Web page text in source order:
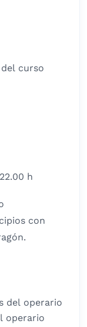
curso
h
con
del operario
operario